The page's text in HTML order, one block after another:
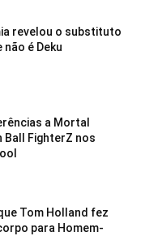
revelou o substituto
não é Deku
a Mortal
Ball FighterZ nos
Tom Holland fez
para Homem-